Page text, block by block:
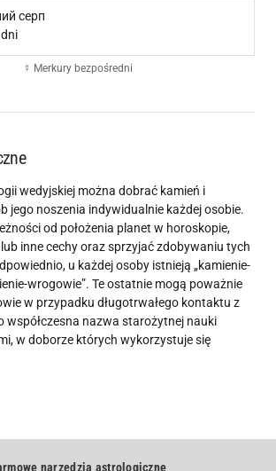
серп
☿ Merkury bezpośredni
wedyjskiej można dobrać kamień i
jego noszenia indywidualnie każdej osobie.
od położenia planet w horoskopie,
inne cechy oraz sprzyjać zdobywaniu tych
u każdej osoby istnieją „kamienie-
wrogowie”. Te ostatnie mogą poważnie
w przypadku długotrwałego kontaktu z
współczesna nazwa starożytnej nauki
w doborze których wykorzystuje się
narzędzia astrologiczne